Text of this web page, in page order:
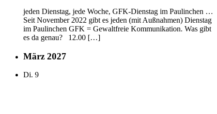
jeden Dienstag, jede Woche, GFK-Dienstag im Paulinchen …
Seit November 2022 gibt es jeden (mit Außnahmen) Dienstag
im Paulinchen GFK = Gewaltfreie Kommunikation. Was gibt
es da genau? 12.00 […]
März 2027
Di. 9